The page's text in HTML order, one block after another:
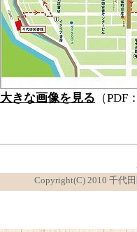
大きな画像を見る （PDF
Copyright(C) 2010 千代